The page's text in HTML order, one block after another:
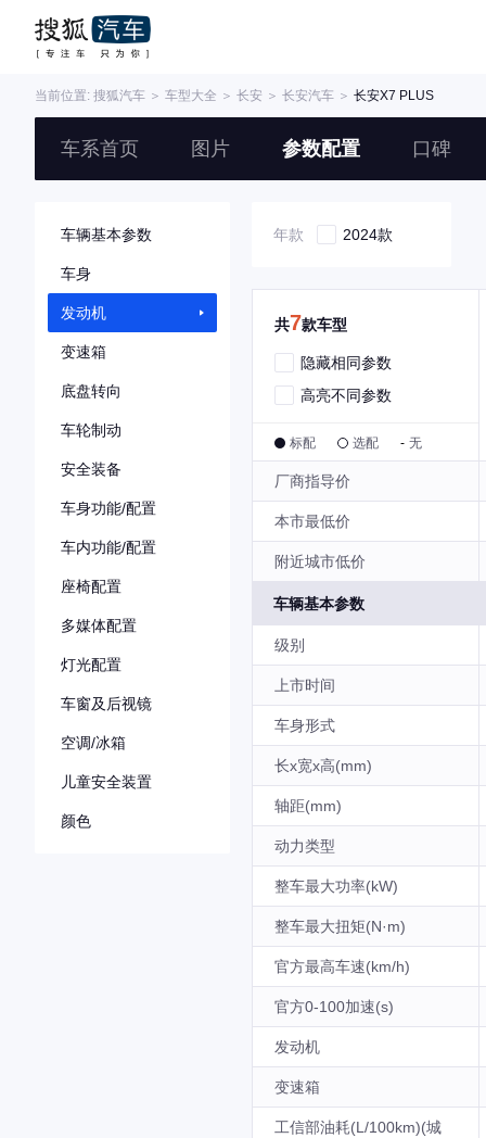
当前位置: 搜狐汽车 ＞ 车型大全 ＞ 长安 ＞ 长安汽车 ＞ 长安X7 PLUS
车系首页 图片 参数配置 口碑
车辆基本参数
车身
发动机
变速箱
底盘转向
车轮制动
安全装备
车身功能/配置
车内功能/配置
座椅配置
多媒体配置
灯光配置
车窗及后视镜
空调/冰箱
儿童安全装置
颜色
年款 2024款
共7款车型
隐藏相同参数
高亮不同参数
标配 选配 - 无
厂商指导价
本市最低价
附近城市低价
车辆基本参数
级别
上市时间
车身形式
长x宽x高(mm)
轴距(mm)
动力类型
整车最大功率(kW)
整车最大扭矩(N·m)
官方最高车速(km/h)
官方0-100加速(s)
发动机
变速箱
工信部油耗(L/100km)(城